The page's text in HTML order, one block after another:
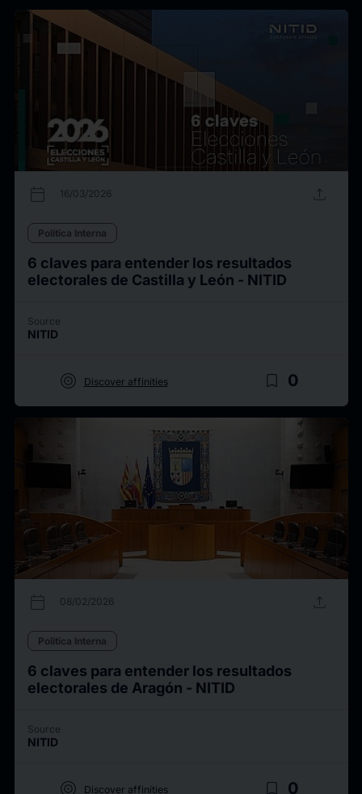
calendar_today 16/03/2026 upload
Politica Interna
6 claves para entender los resultados
electorales de Castilla y León - NITID
Source
NITID
target Discover affinities bookmark_border 0
calendar_today 08/02/2026 upload
Politica Interna
6 claves para entender los resultados
electorales de Aragón - NITID
Source
NITID
Discover affinities 0